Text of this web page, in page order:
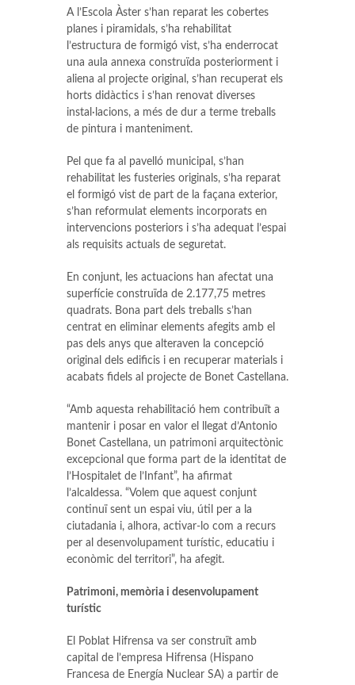
A l’Escola Àster s’han reparat les cobertes
planes i piramidals, s’ha rehabilitat
l’estructura de formigó vist, s’ha enderrocat
una aula annexa construïda posteriorment i
aliena al projecte original, s’han recuperat els
horts didàctics i s’han renovat diverses
instal·lacions, a més de dur a terme treballs
de pintura i manteniment.
Pel que fa al pavelló municipal, s’han
rehabilitat les fusteries originals, s’ha reparat
el formigó vist de part de la façana exterior,
s’han reformulat elements incorporats en
intervencions posteriors i s’ha adequat l’espai
als requisits actuals de seguretat.
En conjunt, les actuacions han afectat una
superfície construïda de 2.177,75 metres
quadrats. Bona part dels treballs s’han
centrat en eliminar elements afegits amb el
pas dels anys que alteraven la concepció
original dels edificis i en recuperar materials i
acabats fidels al projecte de Bonet Castellana.
“Amb aquesta rehabilitació hem contribuït a
mantenir i posar en valor el llegat d’Antonio
Bonet Castellana, un patrimoni arquitectònic
excepcional que forma part de la identitat de
l’Hospitalet de l’Infant”, ha afirmat
l’alcaldessa. “Volem que aquest conjunt
continuï sent un espai viu, útil per a la
ciutadania i, alhora, activar-lo com a recurs
per al desenvolupament turístic, educatiu i
econòmic del territori”, ha afegit.
Patrimoni, memòria i desenvolupament
turístic
El Poblat Hifrensa va ser construït amb
capital de l’empresa Hifrensa (Hispano
Francesa de Energía Nuclear SA) a partir de